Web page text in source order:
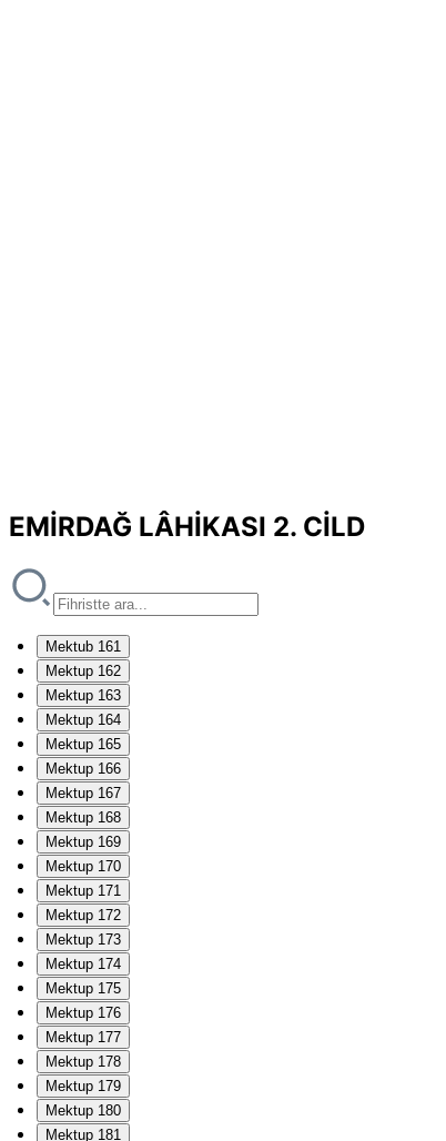
EMİRDAĞ LÂHİKASI 2. CİLD
Mektub 161
Mektup 162
Mektup 163
Mektup 164
Mektup 165
Mektup 166
Mektup 167
Mektup 168
Mektup 169
Mektup 170
Mektup 171
Mektup 172
Mektup 173
Mektup 174
Mektup 175
Mektup 176
Mektup 177
Mektup 178
Mektup 179
Mektup 180
Mektup 181